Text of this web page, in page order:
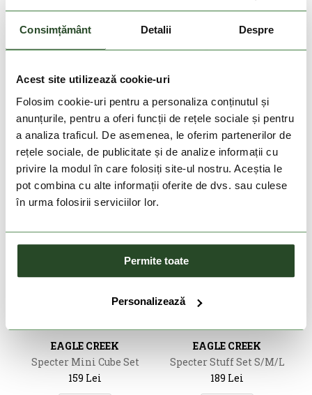
Consimțământ Detalii Despre
Acest site utilizează cookie-uri
Folosim cookie-uri pentru a personaliza conținutul și
anunțurile, pentru a oferi funcții de rețele sociale și pentru
a analiza traficul. De asemenea, le oferim partenerilor de
rețele sociale, de publicitate și de analize informații cu
privire la modul în care folosiți site-ul nostru. Aceștia le
pot combina cu alte informații oferite de dvs. sau culese
în urma folosirii serviciilor lor.
Permite toate
Personalizează
DOAR ONLINE
Specter Garment Folder M
189 Lei
Marime unica
EAGLE CREEK
Specter Mini Cube Set
159 Lei
EAGLE CREEK
Specter Stuff Set S/M/L
189 Lei